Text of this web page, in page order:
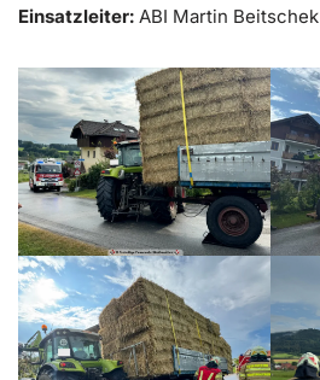
Einsatzleiter: ABI Martin Beitschek